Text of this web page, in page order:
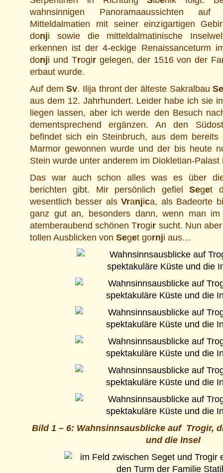
wahnsinnigen Panoramaaussichten
Mitteldalmatien mit seiner einzigartigen
donji sowie die mitteldalmatinische
erkennen ist der 4-eckige Renaissanceturm
donji und Trogirgelegen, der 1516 von der
erbaut wurde.
Auf demSv. Ilija thront der älteste Sakralbau
aus dem 12. Jahrhundert. Leider habe ich sie
liegen lassen, aber ich werde den Besuch
dementsprechend ergänzen. An den
befindet sich ein Steinbruch, aus dem
Marmor gewonnen wurde und der bis heute
Stein wurde unter anderem im Diokletian-
Das war auch schon alles was es über
berichten gibt. Mir persönlich gefielSeget
wesentlich besser alsVranjica, als Badeorte
ganz gut an, besonders dann, wenn man
atemberaubend schönen Trogir sucht. Nun
tollen Ausblicken von Seget gornji aus…
Bild 1 – 6: Wahnsinnsausblicke auf Trogir,
und die Insel